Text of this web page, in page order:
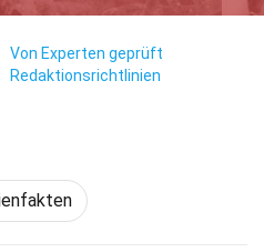
Von Experten geprüft
Redaktionsrichtlinien